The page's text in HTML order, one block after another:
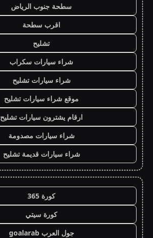
سطحة جنوب الرياض
اقرب سطحة
تشليح
شراء سيارات سكراب
شراء سيارات تشليح
موقع شراء سيارات تشليح
ارقام يشترون سيارات تشليح
شراء سيارات مصدومة
شراء سيارات قديمة تشليح
كورة 365
كورة سيتي
جول العرب goalarab